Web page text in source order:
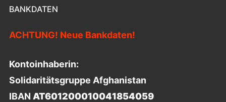
BANKDATEN
ACHTUNG! Neue Bankdaten!
Kontoinhaberin:
Solidaritätsgruppe Afghanistan
IBAN AT601200010041854059